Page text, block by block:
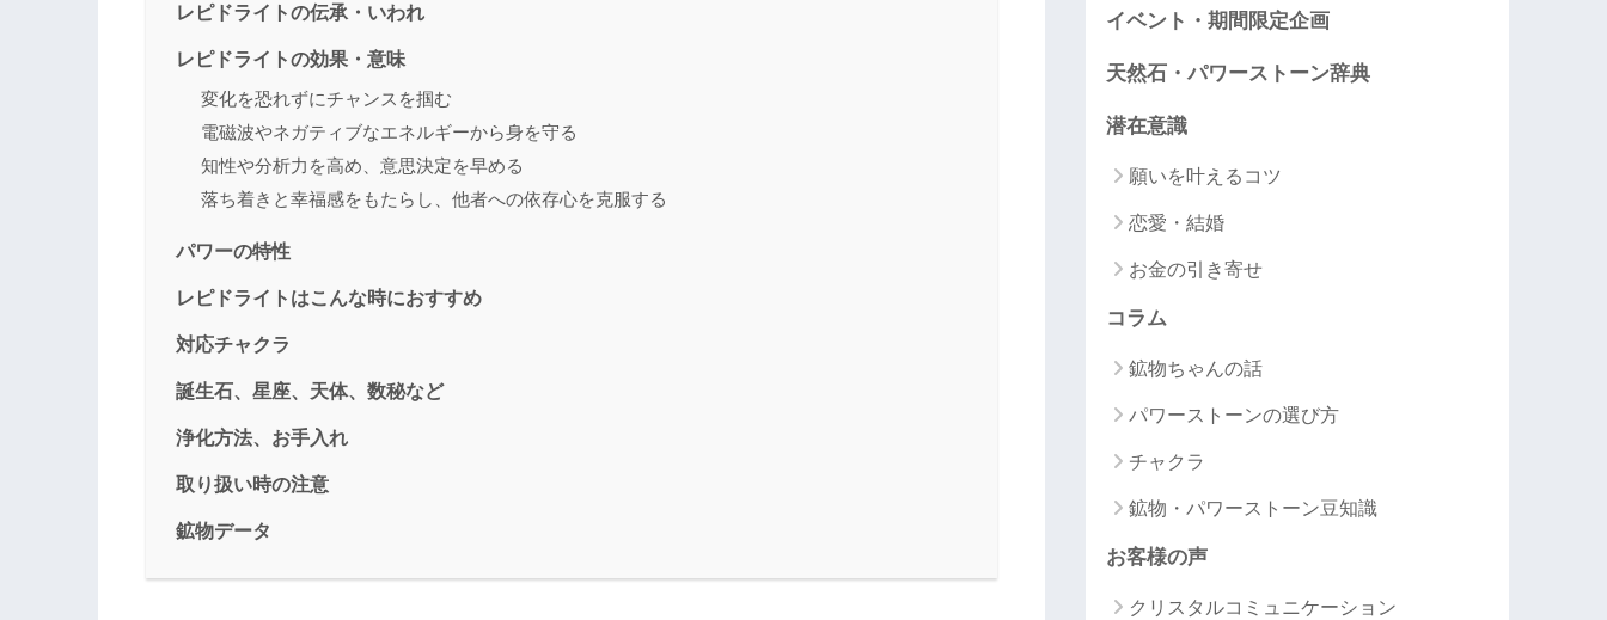
レピドライトの伝承・いわれ
レピドライトの効果・意味
変化を恐れずにチャンスを掴む
電磁波やネガティブなエネルギーから身を守る
知性や分析力を高め、意思決定を早める
落ち着きと幸福感をもたらし、他者への依存心を克服する
パワーの特性
レピドライトはこんな時におすすめ
対応チャクラ
誕生石、星座、天体、数秘など
浄化方法、お手入れ
取り扱い時の注意
鉱物データ
イベント・期間限定企画
天然石・パワーストーン辞典
潜在意識
願いを叶えるコツ
恋愛・結婚
お金の引き寄せ
コラム
鉱物ちゃんの話
パワーストーンの選び方
チャクラ
鉱物・パワーストーン豆知識
お客様の声
クリスタルコミュニケーション